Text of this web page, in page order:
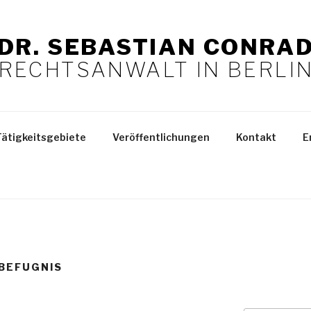
SEBASTIAN CONRAD
RECHTSANWALT IN BERLIN
Veröffentlichungen Kontakt